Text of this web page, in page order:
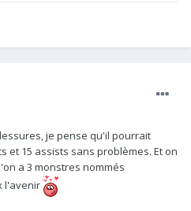
je pense qu'il pourrait
et 15 assists sans problèmes. Et on
a 3 monstres nommés
l'avenir